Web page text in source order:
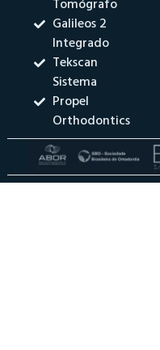
Tomógrafo
Galileos 2
Integrado
Tekscan
Sistema
Propel
Orthodontics